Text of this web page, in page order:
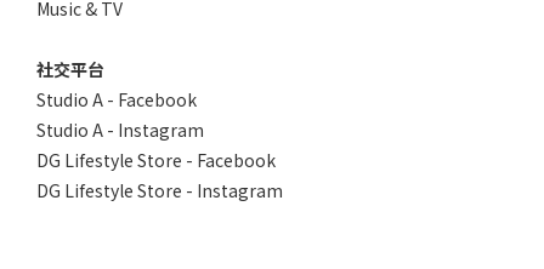
Music & TV
社交平台
Studio A - Facebook
Studio A - Instagram
DG Lifestyle Store - Facebook
DG Lifestyle Store - Instagram